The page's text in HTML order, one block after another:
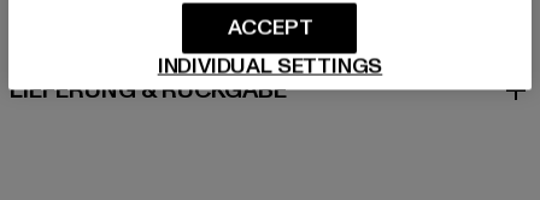
LIEFERUNG & RÜCKGABE
INDIVIDUAL SETTINGS
ACCEPT